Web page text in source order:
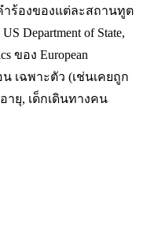
คำร้องของแต่ละสถานทูต
Department of State,
ของ European
เฉพาะตัว (เช่นเคยถูก
อายุ, เด็กเดินทางคน